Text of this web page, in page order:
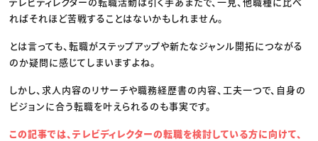
お役立ち基礎知識
マーケッター
クリエイターインタビュー
ニュース・トレンド トップ
映像
ゲーム・エンタメ
広告
出版
CREATIVE VILLAGEからのお知らせ
プロフェッショナル×つながる×メディア
ればそれほど苦戦することはないかもしれません。
とは言っても、転職がステップアップや新たなジャンル開拓につながる
のか疑問に感じてしまいますよね。
しかし、求人内容のリサーチや職務経歴書の内容、工夫一つで、自身の
ビジョンに合う転職を叶えられるのも事実です。
この記事では、テレビディレクターの転職を検討している方に向けて、